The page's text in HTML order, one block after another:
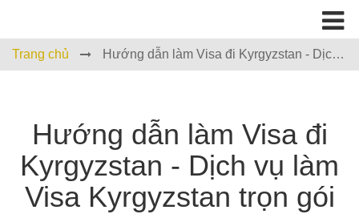
Trang chủ Hướng dẫn làm Visa đi Kyrgyzstan - Dịch
Hướng dẫn làm Visa đi
Kyrgyzstan - Dịch vụ làm
Visa Kyrgyzstan trọn gói